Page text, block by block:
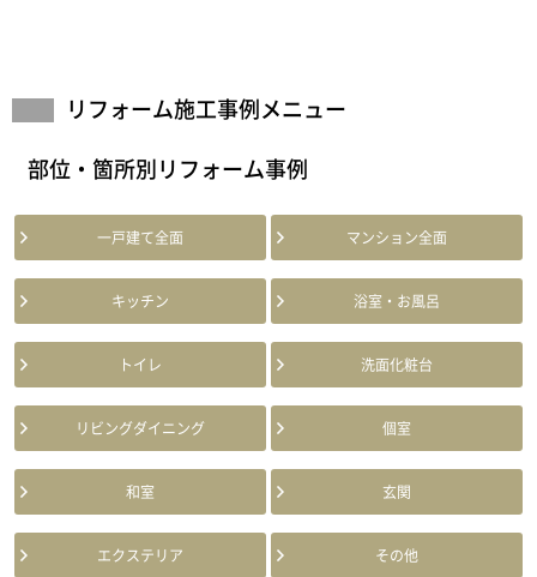
リフォーム施工事例メニュー
部位・箇所別リフォーム事例
一戸建て全面 マンション全面
キッチン 浴室・お風呂
トイレ 洗面化粧台
リビングダイニング 個室
和室 玄関
エクステリア その他